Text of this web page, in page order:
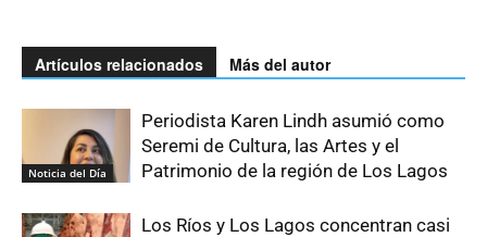
Artículos relacionados Más del autor
Noticia del Día
Periodista Karen Lindh asumió como
Seremi de Cultura, las Artes y el
Patrimonio de la región de Los Lagos
Los Ríos y Los Lagos concentran casi